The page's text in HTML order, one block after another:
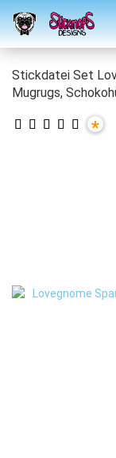
Stickdatei Set
Mugrugs,
*